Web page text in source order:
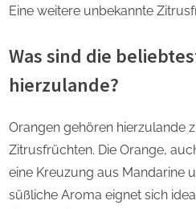
Eine weitere unbekannte
Was sind die
hierzulande?
Orangen gehören hierzulande
Zitrusfrüchten. Die Orange,
eine Kreuzung aus Mandarine
süßliche Aroma eignet sich